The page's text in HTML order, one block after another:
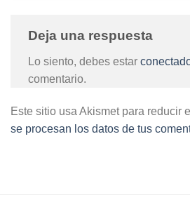
Deja una respuesta
Lo siento, debes estar
comentario.
Este sitio usa Akismet para reducir
se procesan los datos de tus